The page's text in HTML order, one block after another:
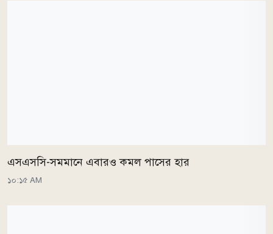
এসএসসি-সমমানে এবারও কমল পাসের হার
১০:১৫ AM